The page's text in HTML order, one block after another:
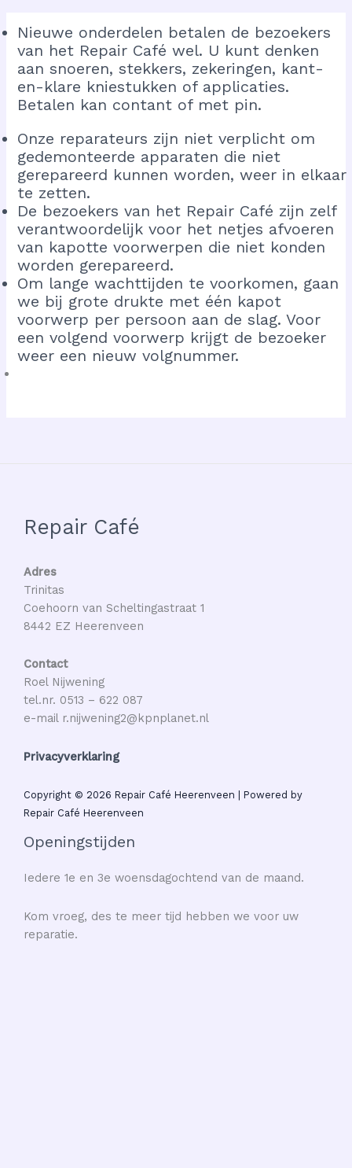
Nieuwe onderdelen betalen de bezoekers
van het Repair Café wel. U kunt denken
aan snoeren, stekkers, zekeringen, kant-
en-klare kniestukken of applicaties.
Betalen kan contant of met pin.
Onze reparateurs zijn niet verplicht om
gedemonteerde apparaten die niet
gerepareerd kunnen worden, weer in elkaar
te zetten.
De bezoekers van het Repair Café zijn zelf
verantwoordelijk voor het netjes afvoeren
van kapotte voorwerpen die niet konden
worden gerepareerd.
Om lange wachttijden te voorkomen, gaan
we bij grote drukte met één kapot
voorwerp per persoon aan de slag. Voor
een volgend voorwerp krijgt de bezoeker
weer een nieuw volgnummer.
Repair Café
Adres
Trinitas
Coehoorn van Scheltingastraat 1
8442 EZ Heerenveen
Contact
Roel Nijwening
tel.nr. 0513 – 622 087
e-mail r.nijwening2@kpnplanet.nl
Privacyverklaring
Copyright © 2026 Repair Café Heerenveen | Powered by
Repair Café Heerenveen
Openingstijden
Iedere 1e en 3e woensdagochtend van de maand.
Kom vroeg, des te meer tijd hebben we voor uw
reparatie.